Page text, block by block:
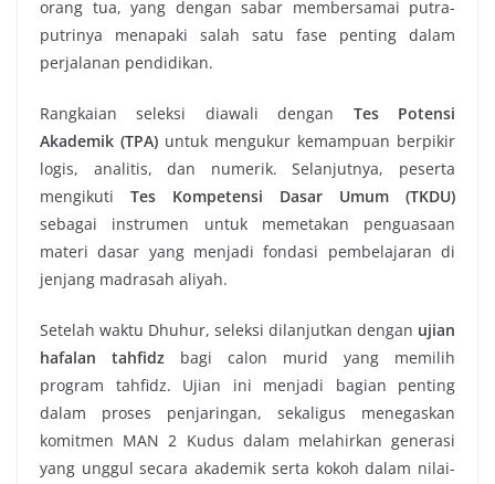
orang tua, yang dengan sabar membersamai putra-
putrinya menapaki salah satu fase penting dalam
perjalanan pendidikan.
Rangkaian seleksi diawali dengan Tes Potensi
Akademik (TPA) untuk mengukur kemampuan berpikir
logis, analitis, dan numerik. Selanjutnya, peserta
mengikuti Tes Kompetensi Dasar Umum (TKDU)
sebagai instrumen untuk memetakan penguasaan
materi dasar yang menjadi fondasi pembelajaran di
jenjang madrasah aliyah.
Setelah waktu Dhuhur, seleksi dilanjutkan dengan ujian
hafalan tahfidz bagi calon murid yang memilih
program tahfidz. Ujian ini menjadi bagian penting
dalam proses penjaringan, sekaligus menegaskan
komitmen MAN 2 Kudus dalam melahirkan generasi
yang unggul secara akademik serta kokoh dalam nilai-